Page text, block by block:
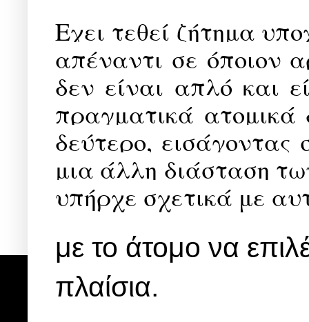
Εχει τεθεί ζήτημα
απέναντι σε όποιον
δεν είναι απλό και
πραγματικά ατομικά
δεύτερο,
μια άλλη διάσταση
υπήρχε σχετικά με
με το άτομο να
πλαίσια.